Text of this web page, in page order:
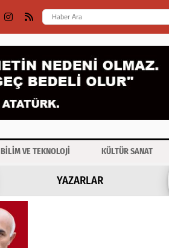
BİLİM VE TEKNOLOJİ KÜLTÜR SANAT
YAZARLAR
VİCDAN NEDİR BİLİRMİSİNİZ?